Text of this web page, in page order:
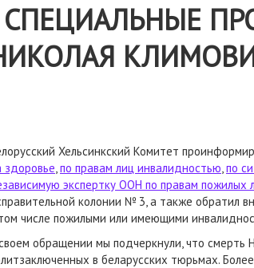
Хельсинкский Комитет
здоровье,по правам лиц инвалидностью,по
экспертку ООН по правам пожилых
колонии № 3, а также обратил
числе пожилыми или имеющими
обращении мы подчеркнули, что смерть
в беларусских тюрьмах.